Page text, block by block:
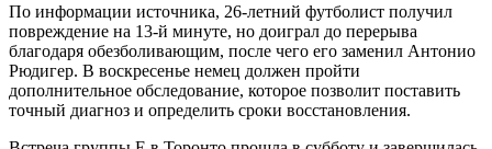
По информации источника, 26‑летний футболист получил
повреждение на 13‑й минуте, но доиграл до перерыва
благодаря обезболивающим, после чего его заменил Антонио
Рюдигер. В воскресенье немец должен пройти
дополнительное обследование, которое позволит поставить
точный диагноз и определить сроки восстановления.